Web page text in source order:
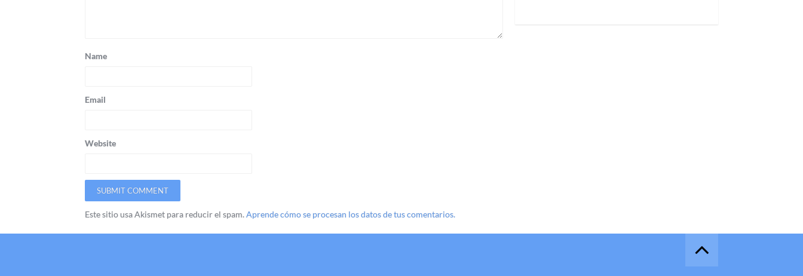
Name
Email
Website
Este sitio usa Akismet para reducir el spam.Aprende cómo se procesan los datos de tus comentarios.